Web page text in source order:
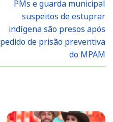
PMs e guarda municipal
suspeitos de estuprar
indígena são presos após
pedido de prisão preventiva
do MPAM